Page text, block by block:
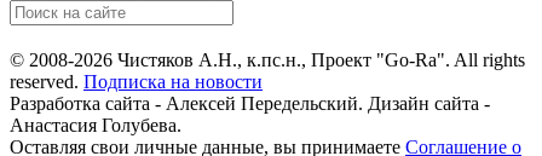
© 2008-2026 Чистяков А.Н., к.пс.н., Проект "Go-Ra". All rights
reserved. Подписка на новости
Разработка сайта - Алексей Передельский. Дизайн сайта -
Анастасия Голубева.
Оставляя свои личные данные, вы принимаете Соглашение о